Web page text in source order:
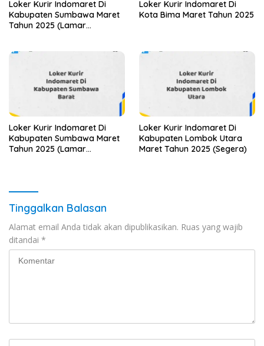
Loker Kurir Indomaret Di
Kabupaten Sumbawa Maret
Tahun 2025 (Lamar
Loker Kurir Indomaret Di
Kota Bima Maret Tahun 2025
Loker Kurir Indomaret Di
Kabupaten Sumbawa Maret
Tahun 2025 (Lamar
Loker Kurir Indomaret Di
Kabupaten Lombok Utara
Maret Tahun 2025 (Segera)
Tinggalkan Balasan
Alamat email Anda tidak akan dipublikasikan. Ruas yang wajib
ditandai *